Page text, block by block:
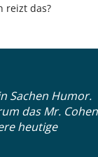
reizt das?
Sachen Humor.
das Mr. Cohen
heutige